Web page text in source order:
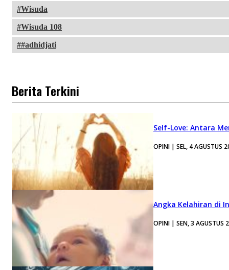
Wisuda
Wisuda 108
#adhidjati
Berita Terkini
Self-Love: Antara
OPINI | SEL, 4 AGUSTUS
Angka Kelahiran di
OPINI | SEN, 3 AGUSTUS